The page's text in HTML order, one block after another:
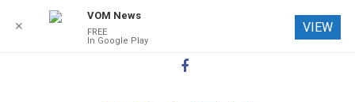
✕
VOM News
FREE
In Google Play
VIEW